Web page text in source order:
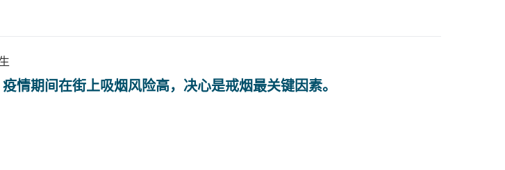
情期间在街上吸烟风险高，决心是戒烟最关键因素。